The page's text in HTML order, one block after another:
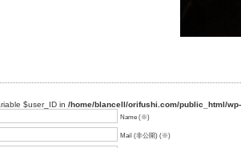
$user_ID in /home/blancell/orifushi.com/public_html/
Name (※)
Mail (非公開) (※)